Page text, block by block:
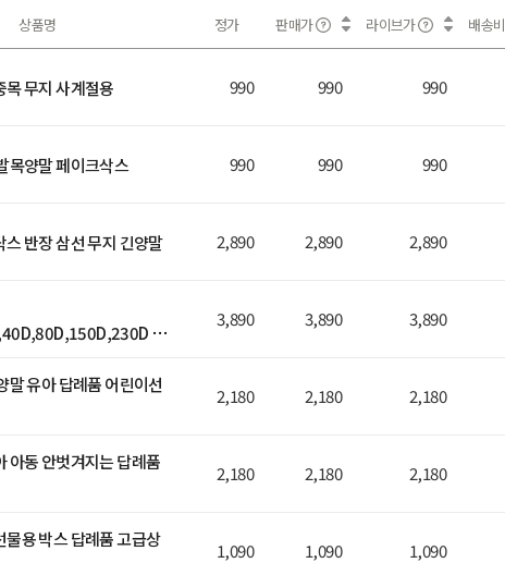
상품명 정가 판매가 라이브가 배송비
무지 사계절용 990 990 990
목양말 페이크삭스 990 990 990
반장 삼선 무지 긴양말 2,890 2,890 2,890
겨
3,890 3,890 3,890
말 유아 답례품 어린이선
2,180 2,180 2,180
아동 안벗겨지는 답례품
2,180 2,180 2,180
답례품 고급상
1,090 1,090 1,090